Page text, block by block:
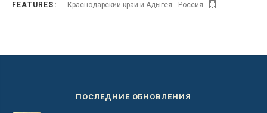
FEATURES:
Краснодарский край и Адыгея Россия
ПОСЛЕДНИЕ ОБНОВЛЕНИЯ